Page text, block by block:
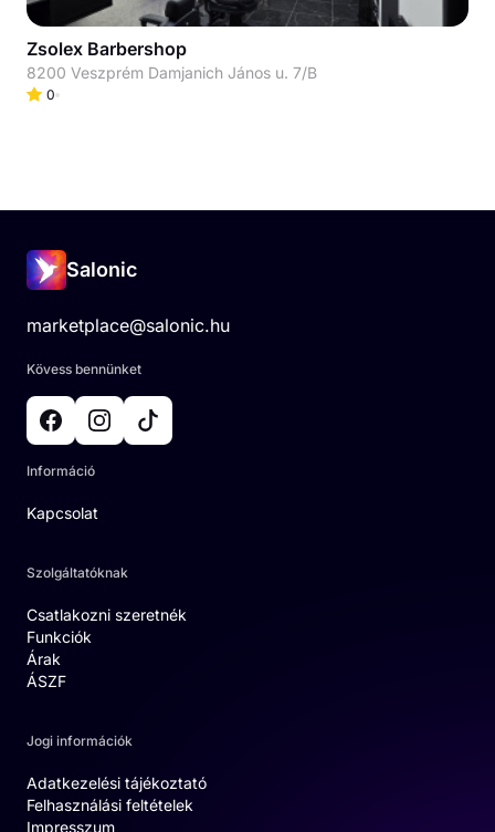
Zsolex Barbershop
8200 Veszprém Damjanich János u. 7/B
0
Salonic
marketplace@salonic.hu
Kövess bennünket
Információ
Kapcsolat
Szolgáltatóknak
Csatlakozni szeretnék
Funkciók
Árak
ÁSZF
Jogi információk
Adatkezelési tájékoztató
Felhasználási feltételek
Impresszum